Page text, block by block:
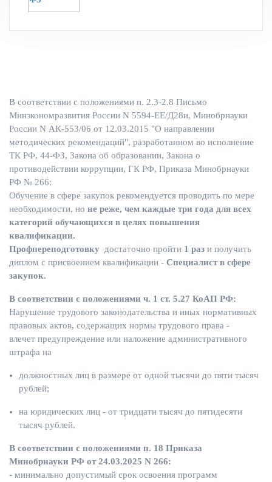
В соответствии с положениями п. 2.3-2.8 Письмо
Минэкономразвития России N 5594-ЕЕ/Д28и, Минобрнауки
России N АК-553/06 от 12.03.2015 "О направлении
методических рекомендаций", разработанном во исполнение
ТК РФ, 44-ФЗ, Закона об образовании, Закона о
противодействии коррупции, ГК РФ, Приказа Минобрнауки
РФ № 266:
Обучение в сфере закупок рекомендуется проводить по мере
необходимости, но не реже, чем каждые три года для всех
категорий обучающихся в целях повышения
квалификации.
Профпереподготовку достаточно пройти 1 раз и получить
диплом с присвоением квалификации - Специалист в сфере
закупок.
В соответствии с положениями ч. 1 ст. 5.27 КоАП РФ:
Нарушение трудового законодательства и иных нормативных
правовых актов, содержащих нормы трудового права -
влечет предупреждение или наложение административного
штрафа на
должностных лиц в размере от одной тысячи до пяти тысяч
рублей;
на юридических лиц - от тридцати тысяч до пятидесяти
тысяч рублей.
В соответствии с положениями п. 18 Приказа
Минобрнауки РФ от 24.03.2025 N 266:
- минимально допустимый срок освоения программ